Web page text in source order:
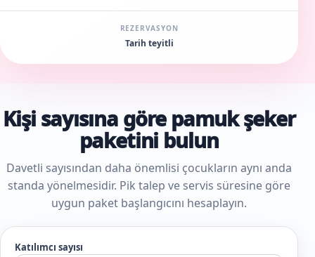
REZERVASYON
Tarih teyitli
Kişi sayısına göre pamuk şeker
paketini bulun
Davetli sayısından daha önemlisi çocukların aynı anda
standa yönelmesidir. Pik talep ve servis süresine göre
uygun paket başlangıcını hesaplayın.
Katılımcı sayısı